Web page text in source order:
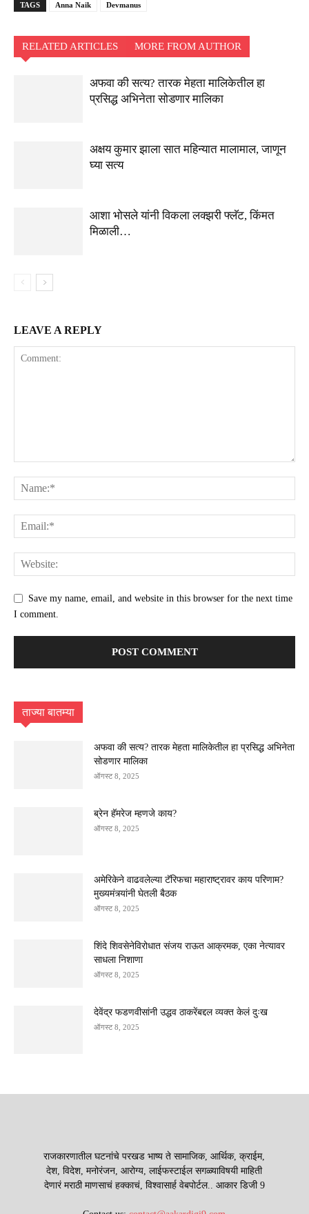
TAGS Anna Naik Devmanus
RELATED ARTICLES MORE FROM AUTHOR
अफवा की सत्य? तारक मेहता मालिकेतील हा
प्रसिद्ध अभिनेता सोडणार मालिका
अक्षय कुमार झाला सात महिन्यात मालामाल, जाणून
घ्या सत्य
आशा भोसले यांनी विकला लक्झरी फ्लॅट, किंमत
मिळाली…
LEAVE A REPLY
Save my name, email, and website in this browser for the next time
I comment.
ताज्या बातम्या
अफवा की सत्य? तारक मेहता मालिकेतील हा प्रसिद्ध अभिनेता
सोडणार मालिका
ऑगस्ट 8, 2025
ब्रेन हॅमरेज म्हणजे काय?
ऑगस्ट 8, 2025
अमेरिकेने वाढवलेल्या टॅरिफचा महाराष्ट्रावर काय परिणाम?
मुख्यमंत्र्यांनी घेतली बैठक
ऑगस्ट 8, 2025
शिंदे शिवसेनेविरोधात संजय राऊत आक्रमक, एका नेत्यावर
साधला निशाणा
ऑगस्ट 8, 2025
देवेंद्र फडणवीसांनी उद्धव ठाकरेंबद्दल व्यक्त केलं दुःख
ऑगस्ट 8, 2025
राजकारणातील घटनांचे परखड भाष्य ते सामाजिक, आर्थिक, क्राईम,
देश, विदेश, मनोरंजन, आरोग्य, लाईफस्टाईल सगळ्याविषयी माहिती
देणारं मराठी माणसाचं हक्काचं, विश्वासार्ह वेबपोर्टल.. आकार डिजी 9